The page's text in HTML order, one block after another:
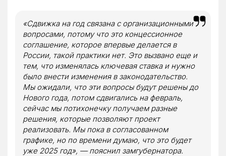
«Сдвижка на год связана с организационными
вопросами, потому что это концессионное
соглашение, которое впервые делается в
России, такой практики нет. Это вызвано еще и
тем, что изменялась ключевая ставка и нужно
было внести изменения в законодательство.
Мы ожидали, что эти вопросы будут решены до
Нового года, потом сдвигались на февраль,
сейчас мы потихонечку получаем разные
решения, которые позволяют проект
реализовать. Мы пока в согласованном
графике, но по времени думаю, что это будет
уже 2025 год», — пояснил замгубернатора.